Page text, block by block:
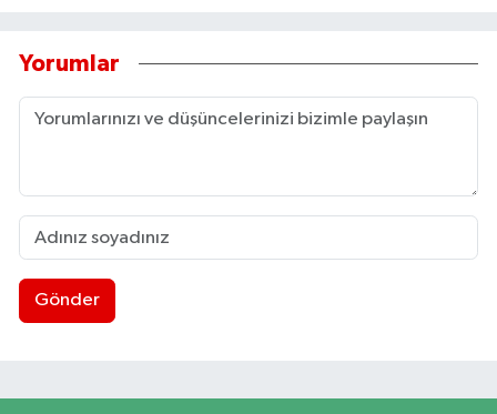
Yorumlar
Gönder